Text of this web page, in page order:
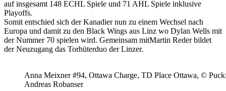
auf insgesamt 148 ECHL Spiele und 71 AHL Spiele inklusive
Playoffs.
Somit entschied sich der Kanadier nun zu einem Wechsel nach
Europa und damit zu den Black Wings aus Linz wo Dylan Wells mit
der Nummer 70 spielen wird. Gemeinsam mitMartin Reder bildet
der Neuzugang das Torhüterduo der Linzer.
Anna Meixner #94, Ottawa Charge, TD Place Ottawa, ©
Andreas Robanser